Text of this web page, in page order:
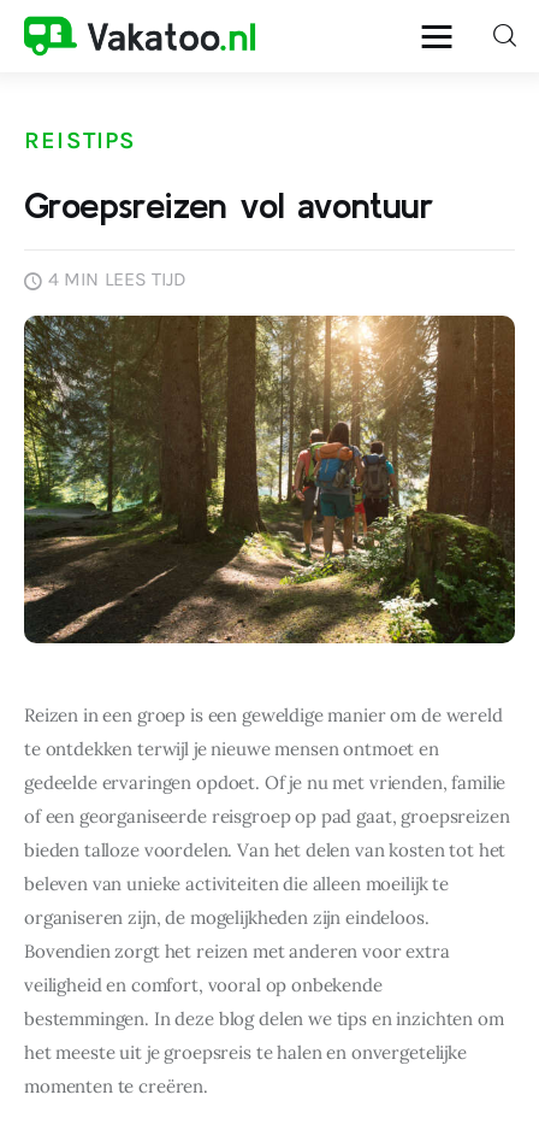
Reistips
Reistrends
Reisvoorbereiding
REISTIPS
Groepsreizen vol avontuur
4 MIN LEES TIJD
Reizen in een groep is een geweldige manier om de wereld
te ontdekken terwijl je nieuwe mensen ontmoet en
gedeelde ervaringen opdoet. Of je nu met vrienden, familie
of een georganiseerde reisgroep op pad gaat, groepsreizen
bieden talloze voordelen. Van het delen van kosten tot het
beleven van unieke activiteiten die alleen moeilijk te
organiseren zijn, de mogelijkheden zijn eindeloos.
Bovendien zorgt het reizen met anderen voor extra
veiligheid en comfort, vooral op onbekende
bestemmingen. In deze blog delen we tips en inzichten om
het meeste uit je groepsreis te halen en onvergetelijke
momenten te creëren.